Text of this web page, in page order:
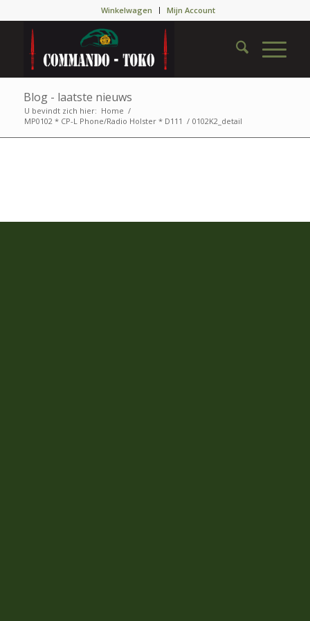
Winkelwagen Mijn Account
Blog - laatste nieuws
U bevindt zich hier: Home /
MP0102 * CP-L Phone/Radio Holster * D111 / 0102K2_detail